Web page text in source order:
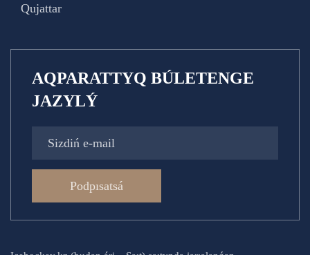
Qujattar
AQPARATTYQ BÚLETENGE
JAZYLÝ
Podpısatsá